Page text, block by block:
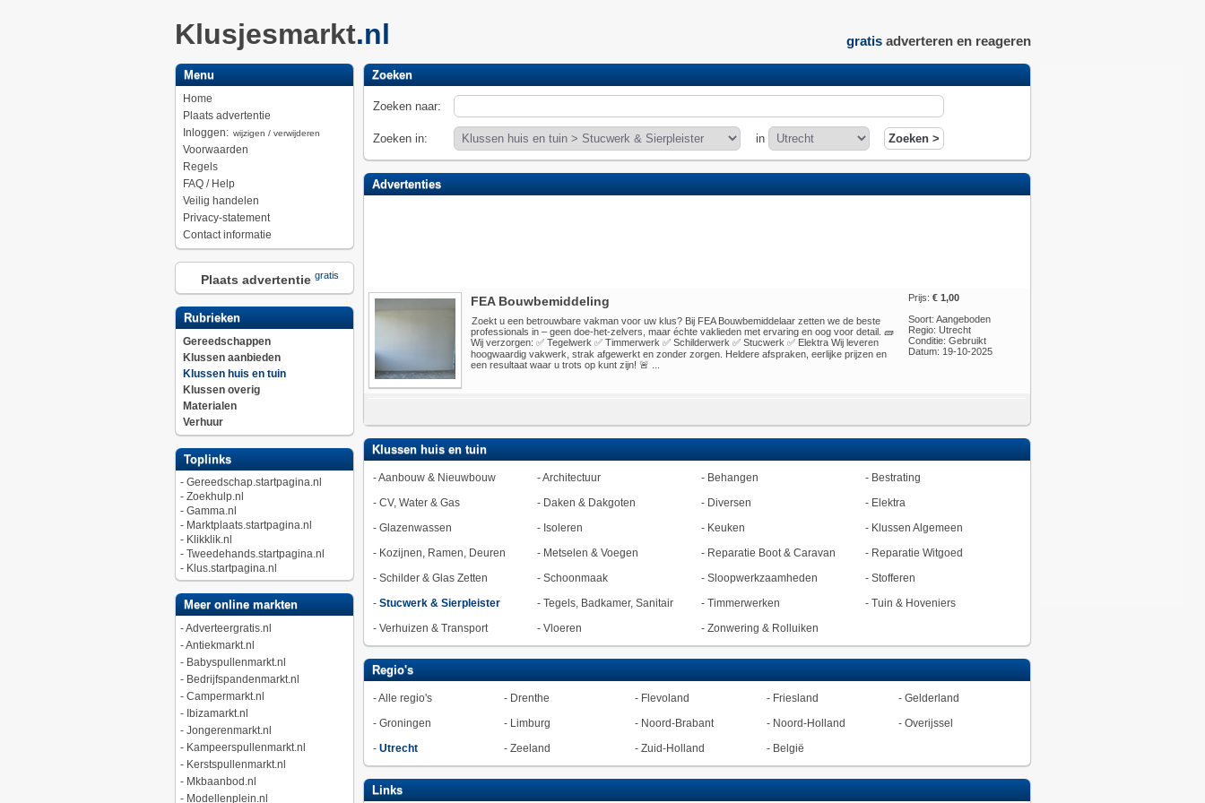
Klusjesmarkt.nl gratisadverteren en reageren
Menu
Home
Plaats advertentie
Inloggen: wijzigen / verwijderen
Voorwaarden
Regels
FAQ / Help
Veilig handelen
Privacy-statement
Contact informatie
Plaats advertentie gratis
Rubrieken
Gereedschappen
Klussen aanbieden
Klussen huis en tuin
Klussen overig
Materialen
Verhuur
Toplinks
- Gereedschap.startpagina.nl
- Zoekhulp.nl
- Gamma.nl
- Marktplaats.startpagina.nl
- Klikklik.nl
- Tweedehands.startpagina.nl
- Klus.startpagina.nl
Meer online markten
-Adverteergratis.nl
-Antiekmarkt.nl
- Babyspullenmarkt.nl
- Bedrijfspandenmarkt.nl
- Campermarkt.nl
- Ibizamarkt.nl
- Jongerenmarkt.nl
- Kampeerspullenmarkt.nl
- Kerstspullenmarkt.nl
- Mkbaanbod.nl
- Modellenplein.nl
Zoeken
Zoeken naar:
Zoeken in: in
Advertenties
FEA Bouwbemiddeling
Zoekt u een betrouwbare vakman voor uw klus? Bij FEA Bouwbemiddelaar zetten we de beste
professionals in – geen doe-het-zelvers, maar échte vaklieden met ervaring en oog voor detail. 🧱
Wij verzorgen: ✅ Tegelwerk ✅ Timmerwerk ✅ Schilderwerk ✅ Stucwerk ✅ Elektra Wij leveren
hoogwaardig vakwerk, strak afgewerkt en zonder zorgen. Heldere afspraken, eerlijke prijzen en
een resultaat waar u trots op kunt zijn! 🚨 ...
Prijs: € 1,00
Soort: Aangeboden
Regio: Utrecht
Conditie: Gebruikt
Datum: 19-10-2025
Klussen huis en tuin
-Aanbouw & Nieuwbouw -Architectuur - Behangen - Bestrating
- CV, Water & Gas - Daken & Dakgoten - Diversen - Elektra
- Glazenwassen - Isoleren - Keuken - Klussen Algemeen
- Kozijnen, Ramen, Deuren - Metselen & Voegen - Reparatie Boot & Caravan - Reparatie Witgoed
- Schilder & Glas Zetten - Schoonmaak - Sloopwerkzaamheden - Stofferen
- Stucwerk & Sierpleister - Tegels, Badkamer, Sanitair - Timmerwerken - Tuin & Hoveniers
- Verhuizen & Transport - Vloeren - Zonwering & Rolluiken
Regio's
-Alle regio's - Drenthe - Flevoland - Friesland - Gelderland
- Groningen - Limburg - Noord-Brabant - Noord-Holland - Overijssel
- Utrecht - Zeeland - Zuid-Holland - België
Links